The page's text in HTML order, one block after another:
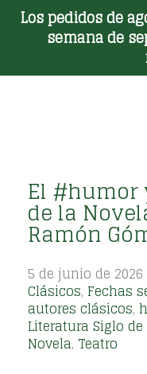
Los pedidos de
semana de
El #humor
de la
Ramón
5 de junio de
Clásicos, Fechas
autores clásicos,
Literatura Siglo de
Novela, Teatro